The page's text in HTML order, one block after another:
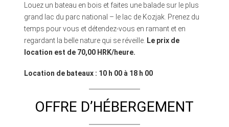
Louez un bateau en bois et faites une balade sur le plus
grand lac du parc national – le lac de Kozjak. Prenez du
temps pour vous et détendez-vous en ramant et en
regardant la belle nature qui se réveille. Le prix de
location est de 70,00 HRK/heure.
Location de bateaux : 10 h 00 à 18 h 00
OFFRE D’HÉBERGEMENT